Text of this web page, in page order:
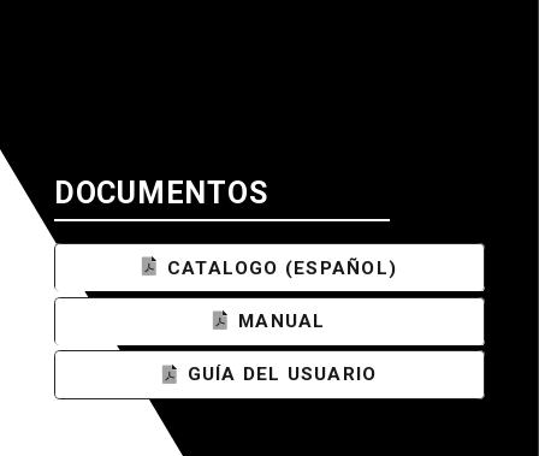
DOCUMENTOS
CATALOGO (ESPAÑOL)
MANUAL
GUÍA DEL USUARIO